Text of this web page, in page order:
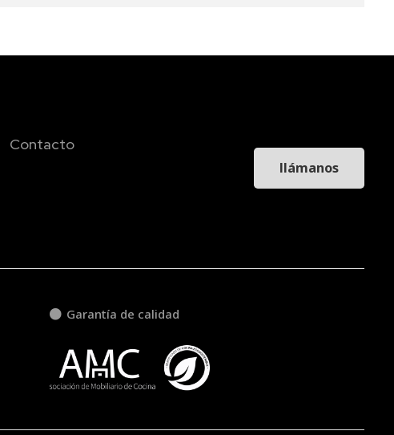
Contacto
llámanos
Garantía de calidad